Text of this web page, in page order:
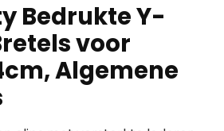
Bedrukte Y-
voor
Algemene